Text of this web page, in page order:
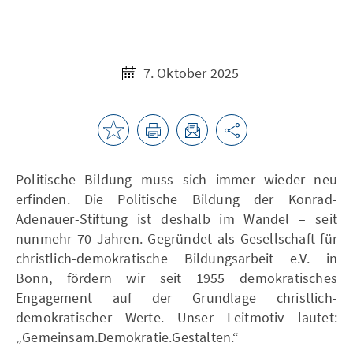
7. Oktober 2025
Politische Bildung muss sich immer wieder neu
erfinden. Die Politische Bildung der Konrad-
Adenauer-Stiftung ist deshalb im Wandel – seit
nunmehr 70 Jahren. Gegründet als Gesellschaft für
christlich-demokratische Bildungsarbeit e.V. in
Bonn, fördern wir seit 1955 demokratisches
Engagement auf der Grundlage christlich-
demokratischer Werte. Unser Leitmotiv lautet:
„Gemeinsam.Demokratie.Gestalten.“